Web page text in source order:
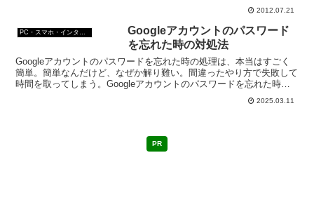
2012.07.21
PC・スマホ・インターネットトラブルの解消方法
Googleアカウントのパスワード
を忘れた時の対処法
Googleアカウントのパスワードを忘れた時の処理は、本当はすごく
簡単。簡単なんだけど、なぜか解り難い。間違ったやり方で失敗して
時間を取ってしまう。Googleアカウントのパスワードを忘れた時の
2025.03.11
PR